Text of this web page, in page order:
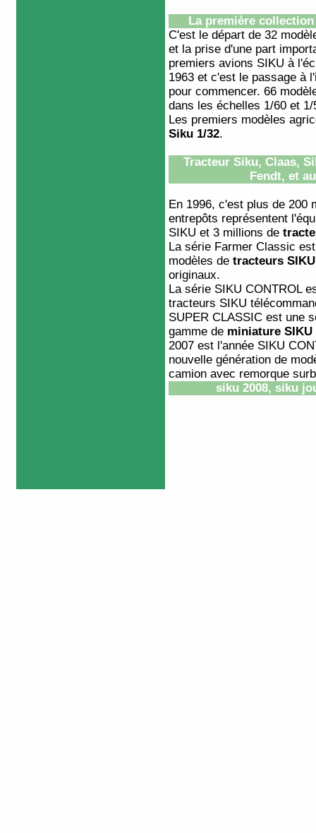
La première
C'est le départ de 32
et la prise d'une part
premiers avions SIKU à
1963 et c'est le passage à
pour commencer. 66
dans les échelles 1/60 et 1/
Les premiers modèles
Siku 1/32.
Tracteur Siku, Claas,
Fendt, et
En 1996, c'est plus de 200
entrepôts représentent
SIKU et 3 millions de
La série Farmer Classic
modèles de tracteurs
originaux.
La série SIKU CONTROL
tracteurs SIKU
SUPER CLASSIC est une
gamme de miniature SIKU
2007 est l'année SIKU
nouvelle génération de
camion avec remorque
siku 2008, siku